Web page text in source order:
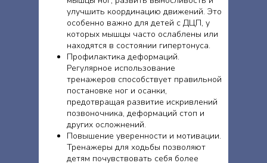
улучшить координацию движений. Это
особенно важно для детей с ДЦП, у
которых мышцы часто ослаблены или
находятся в состоянии гипертонуса.
Профилактика деформаций.
Регулярное использование
тренажеров способствует правильной
постановке ног и осанки,
предотвращая развитие искривлений
позвоночника, деформаций стоп и
других осложнений.
Повышение уверенности и мотивации.
Тренажеры для ходьбы позволяют
детям почувствовать себя более